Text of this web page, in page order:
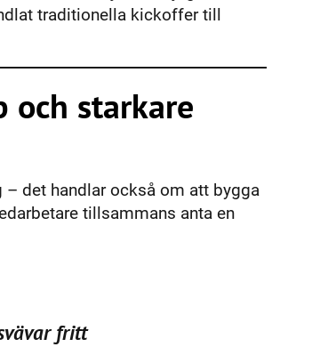
traditionella kickoffer till
och starkare
det handlar också om att bygga
tillsammans anta en